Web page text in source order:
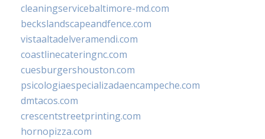
cleaningservicebaltimore-md.com
beckslandscapeandfence.com
vistaaltadelveramendi.com
coastlinecateringnc.com
cuesburgershouston.com
psicologiaespecializadaencampeche.com
dmtacos.com
crescentstreetprinting.com
hornopizza.com